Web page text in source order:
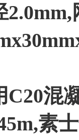
C20混
素